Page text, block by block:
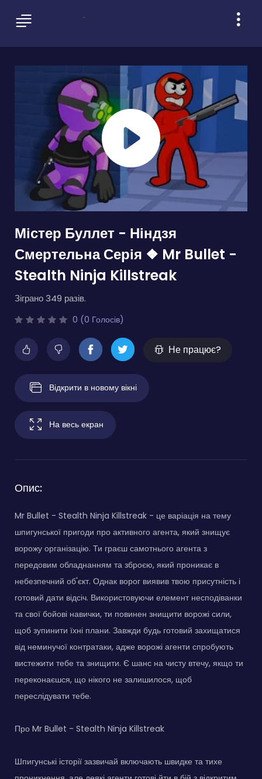
Містер Буллет - Ніндзя
Смертельна Серія ❖ Mr Bullet -
Stealth Ninja Killstreak
Зіграно 349 разів.
0 (0 Голосів)
Не працює?
Відкрити в новому вікні
На весь екран
Опис:
Mr Bullet - Stealth Ninja Killstreak - це варіація на тему
шпигунської пригоди про активного агента, який знищує
ворожу організацію. Ти граєш самотнього агента з
передовим обладнанням та зброєю, який проникає в
небезпечний об'єкт. Однак ворог виявив твою присутність і
готовий дати відсіч. Використовуючи елемент несподіванки
та свої бойові навички, ти повинен знищити ворожі сили,
щоб зупинити їхні плани. Завжди будь готовий захищатися
від неминучої контратаки, адже ворожі агенти спробують
вистежити тебе та знищити. Є шанс на чисту втечу, якщо ти
переконаєшся, що нікого не залишилося, щоб
переслідувати тебе.
Про Mr Bullet - Stealth Ninja Killstreak
Шпигунські історії зазвичай включають швидке та тихе